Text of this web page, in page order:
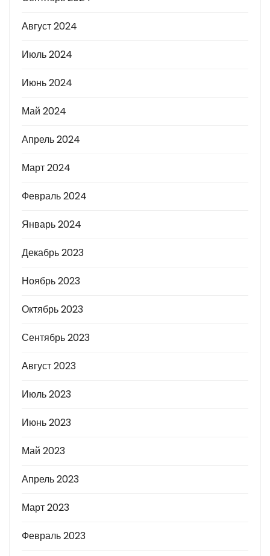
Август 2024
Июль 2024
Июнь 2024
Май 2024
Апрель 2024
Март 2024
Февраль 2024
Январь 2024
Декабрь 2023
Ноябрь 2023
Октябрь 2023
Сентябрь 2023
Август 2023
Июль 2023
Июнь 2023
Май 2023
Апрель 2023
Март 2023
Февраль 2023